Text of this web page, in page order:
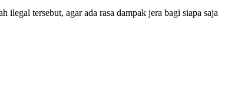
tersebut, agar ada rasa dampak jera bagi siapa saja